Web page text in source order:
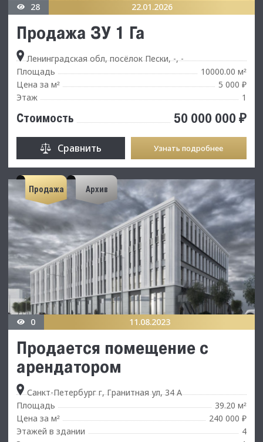
28 22.01.2026
Продажа ЗУ 1 Га
Ленинградская обл, посёлок Пески, -, -
Площадь
10000.00 м²
Цена за м²
5 000 ₽
Этаж
1
Стоимость 50 000 000 ₽
Сравнить Узнать подробнее
Продажа Архив
0 11.08.2023
Продается помещение с
арендатором
Санкт-Петербург г, Гранитная ул, 34 А
Площадь
39.20 м²
Цена за м²
240 000 ₽
Этажей в здании
4